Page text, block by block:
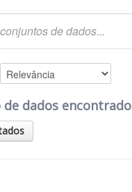
dados encontrado